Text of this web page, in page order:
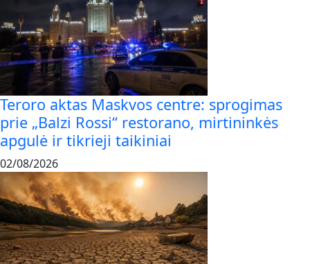
Teroro aktas Maskvos centre: sprogimas
prie „Balzi Rossi“ restorano, mirtininkės
apgulė ir tikrieji taikiniai
02/08/2026